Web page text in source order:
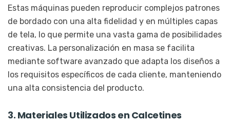
Estas máquinas pueden reproducir complejos patrones
de bordado con una alta fidelidad y en múltiples capas
de tela, lo que permite una vasta gama de posibilidades
creativas. La personalización en masa se facilita
mediante software avanzado que adapta los diseños a
los requisitos específicos de cada cliente, manteniendo
una alta consistencia del producto.
3. Materiales Utilizados en Calcetines